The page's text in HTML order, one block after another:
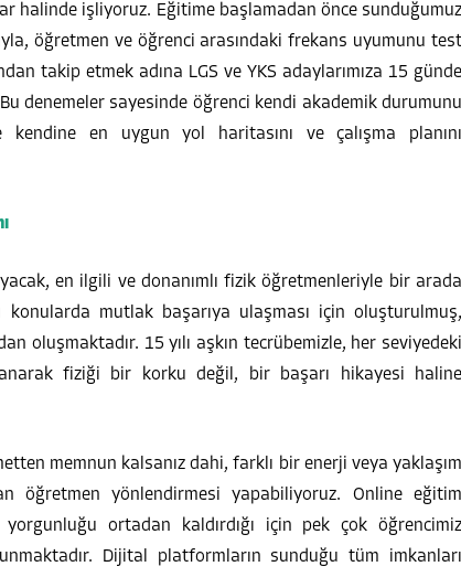
halinde işliyoruz. Eğitime başlamadan önce
öğretmen ve öğrenci arasındaki frekans uyumunu
takip etmek adına LGS ve YKS adaylarımıza 15 günde
denemeler sayesinde öğrenci kendi akademik durumunu
en uygun yol haritasını ve çalışma planını
en ilgili ve donanımlı fizik öğretmenleriyle bir arada
konularda mutlak başarıya ulaşması için oluşturulmuş,
oluşmaktadır. 15 yılı aşkın tecrübemizle, her seviyedeki
fiziği bir korku değil, bir başarı hikayesi haline
memnun kalsanız dahi, farklı bir enerji veya yaklaşım
öğretmen yönlendirmesi yapabiliyoruz. Online eğitim
ortadan kaldırdığı için pek çok öğrencimiz
Dijital platformların sunduğu tüm imkanları